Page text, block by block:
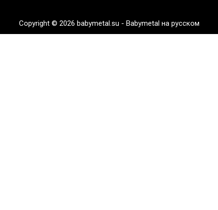
Copyright © 2026 babymetal.su - Babymetal на русском